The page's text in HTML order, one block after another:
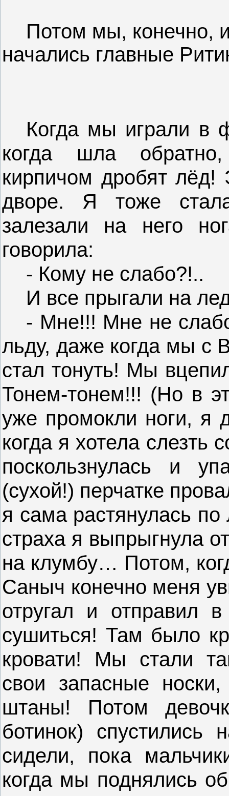
Потом мы, конечно,
начались главные
Когда мы играли в
когда шла
кирпичом дробят
дворе. Я тоже
залезали на него
говорила:
- Кому не слабо?!..
И все прыгали на
- Мне!!! Мне не
льду, даже когда мы с
стал тонуть! Мы
Тонем-тонем!!! (Но в
уже промокли ноги, я
когда я хотела слезть
поскользнулась и
(сухой!) перчатке
я сама растянулась
страха я выпрыгнула
на клумбу… Потом,
Саныч конечно меня
отругал и отправил
сушиться! Там было
кровати! Мы стали
свои запасные
штаны! Потом
ботинок) спустились
сидели, пока
когда мы поднялись